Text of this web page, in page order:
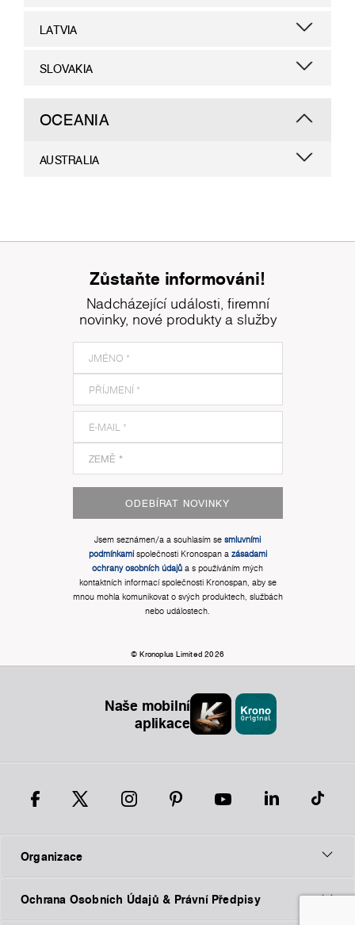
LATVIA
SLOVAKIA
OCEANIA
AUSTRALIA
Zůstaňte informováni!
Nadcházející události, firemní
novinky, nové produkty a služby
ODEBÍRAT NOVINKY
Jsem seznámen/a a souhlasím se smluvními
podmínkamispolečnosti Kronospan a zásadami
ochrany osobních údajů a s používáním mých
kontaktních informací společnosti Kronospan, aby se
mnou mohla komunikovat o svých produktech, službách
nebo událostech.
© Kronoplus Limited 2026
Naše mobilní
aplikace
Organizace
Ochrana Osobních Údajů & Právní Předpisy